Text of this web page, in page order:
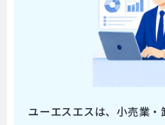
ユーエスエスは、小売業